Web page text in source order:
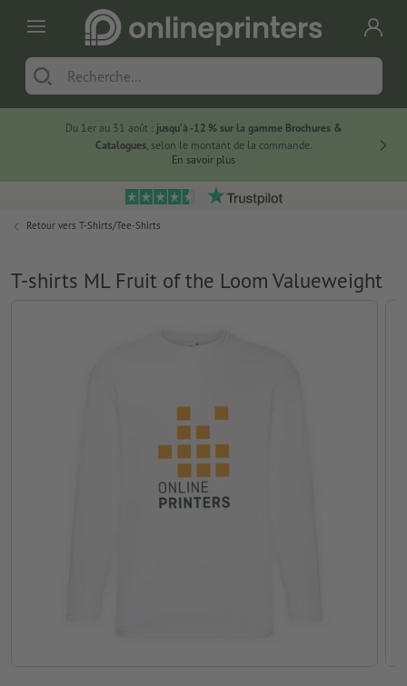
Du 1er au 31 août : jusqu’à -12 % sur la gamme Brochures &
Catalogues, selon le montant de la commande.
En savoir plus
Retour vers T-Shirts/Tee-Shirts
T-shirts ML Fruit of the Loom Valueweight